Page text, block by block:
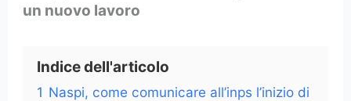
un nuovo lavoro
Indice dell'articolo
1 Naspi, come comunicare all’inps l’inizio di